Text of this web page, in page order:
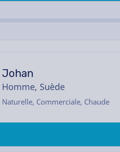
Johan
Homme, Suède
Naturelle, Commerciale, Chaude